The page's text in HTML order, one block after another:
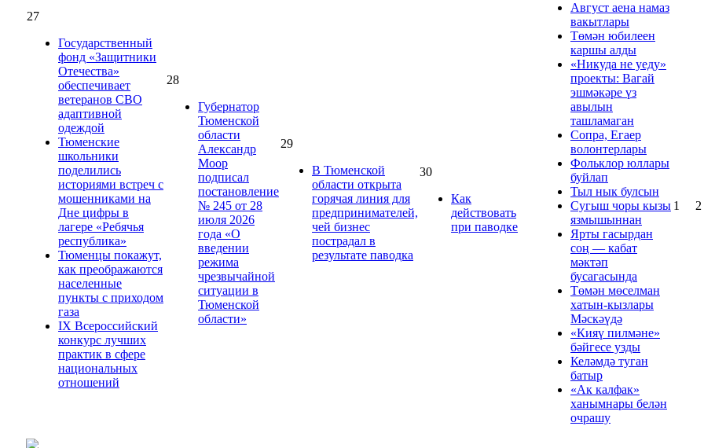
27
Государственный
фонд «Защитники
Отечества»
обеспечивает
ветеранов СВО
адаптивной
одеждой
Тюменские
школьники
поделились
историями встреч с
мошенниками на
Дне цифры в
лагере «Ребячья
республика»
Тюменцы покажут,
как преображаются
населенные
пункты с приходом
газа
IХ Всероссийский
конкурс лучших
практик в сфере
национальных
отношений
28
Губернатор
Тюменской
области
Александр
Моор
подписал
постановление
№ 245 от 28
июля 2026
года «О
введении
режима
чрезвычайной
ситуации в
Тюменской
области»
29
В Тюменской
области открыта
горячая линия для
предпринимателей,
чей бизнес
пострадал в
результате паводка
30
Как
действовать
при паводке
Август аена намаз
вакытлары
Төмән юбилеен
каршы алды
«Никуда не уеду»
проекты: Вагай
эшмәкәре үз
авылын
ташламаган
Сопра, Егаер
волонтерлары
Фольклор юллары
буйлап
Тыл нык булсын
Сугыш чоры кызы
язмышыннан
Ярты гасырдан
соң — кабат
мәктәп
бусагасында
Төмән мөселман
хатын‑кызлары
Мәскәүдә
«Кияү пилмәне»
бәйгесе узды
Келәмдә туган
батыр
«Ак калфак»
ханымнары белән
очрашу
1 2